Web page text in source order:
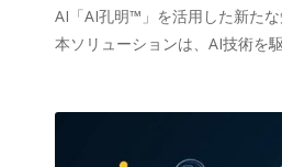
AI「AI孔明™」を活用した新た
本ソリューションは、AI技術を